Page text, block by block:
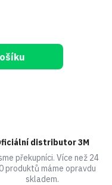
distributor 3M
překupníci. Více než 24
produktů máme opravdu
skladem.